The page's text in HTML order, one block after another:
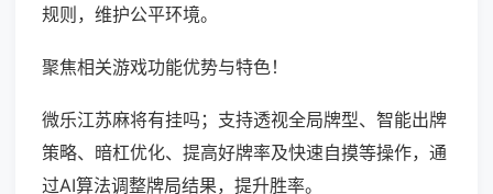
规则，维护公平环境。
聚焦相关游戏功能优势与特色！
微乐江苏麻将有挂吗；支持透视全局牌型、智能出牌
策略、暗杠优化、提高好牌率及快速自摸等操作，通
过AI算法调整牌局结果，提升胜率。